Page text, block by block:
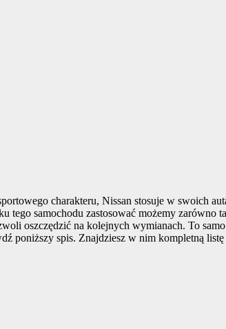
charakteru, Nissan stosuje w swoich
tego samochodu zastosować możemy zarówno
oszczędzić na kolejnych wymianach. To
poniższy spis. Znajdziesz w nim kompletną